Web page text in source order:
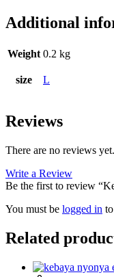
Additional
Weight 0.2 kg
size L
Reviews
There are no reviews yet.
Write a Review
Be the first to review
You must be logged in
Related